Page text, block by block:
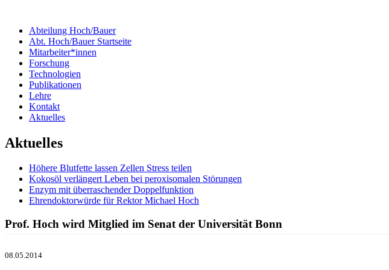
Abteilung Hoch/Bauer
Abt. Hoch/Bauer Startseite
Mitarbeiter*innen
Forschung
Technologien
Publikationen
Lehre
Kontakt
Aktuelles
Aktuelles
Höhere Blutfette lassen Zellen Stress teilen
Kokosöl verlängert Leben bei peroxisomalen Störungen
Enzym mit überraschender Doppelfunktion
Ehrendoktorwürde für Rektor Michael Hoch
Prof. Hoch wird Mitglied im Senat der Universität Bonn
08.05.2014